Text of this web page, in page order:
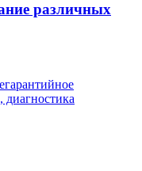
различных